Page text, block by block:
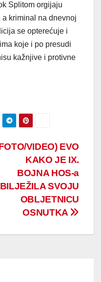
Splitom orgijaju
kriminal na dnevnoj
se opterećuje i
koje i po presudi
kažnjive i protivne
VIDEO) EVO
KAKO JE IX.
BOJNA HOS-a
SVOJU
OBLJETNICU
OSNUTKA